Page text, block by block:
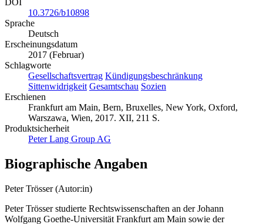
ISBN (MOBI)
9783631718742
DOI
10.3726/b10898
Sprache
Deutsch
Erscheinungsdatum
2017 (Februar)
Schlagworte
Gesellschaftsvertrag
Sittenwidrigkeit Gesamtschau Sozien
Erschienen
Frankfurt am Main, Bern, Bruxelles, New York, Oxford,
Warszawa, Wien, 2017. XII, 211 S.
Peter Lang Group AG
Biographische Angaben
Peter Trösser (Autor:in)